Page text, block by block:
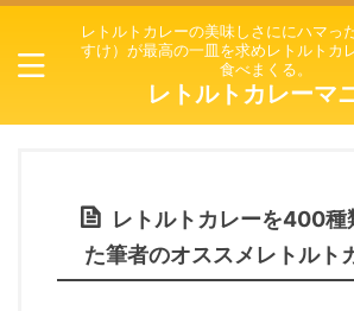
レトルトカレーの美味しさににハマっ
すけ）が最高の一皿を求めレトルトカ
食べまくる。
レトルトカレーマ
レトルトカレーを400種
た筆者のオススメレトルト